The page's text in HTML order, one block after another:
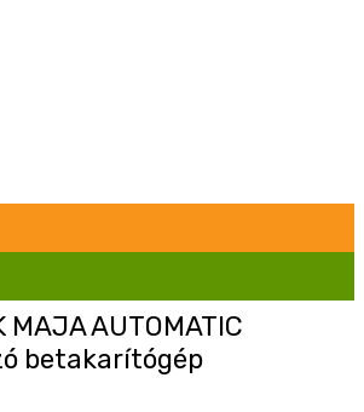
MAJA AUTOMATIC
betakarítógép